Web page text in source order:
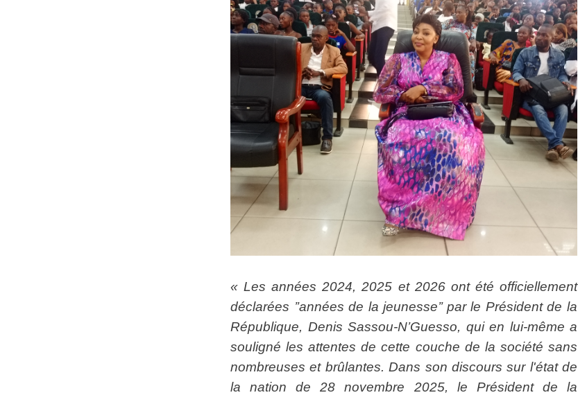
« Les années 2024, 2025 et 2026 ont été officiellement
déclarées ’’années de la jeunesse’’ par le Président de la
République, Denis Sassou-N’Guesso, qui en lui-même a
souligné les attentes de cette couche de la société sans
nombreuses et brûlantes. Dans son discours sur l'état de
la nation de 28 novembre 2025, le Président de la